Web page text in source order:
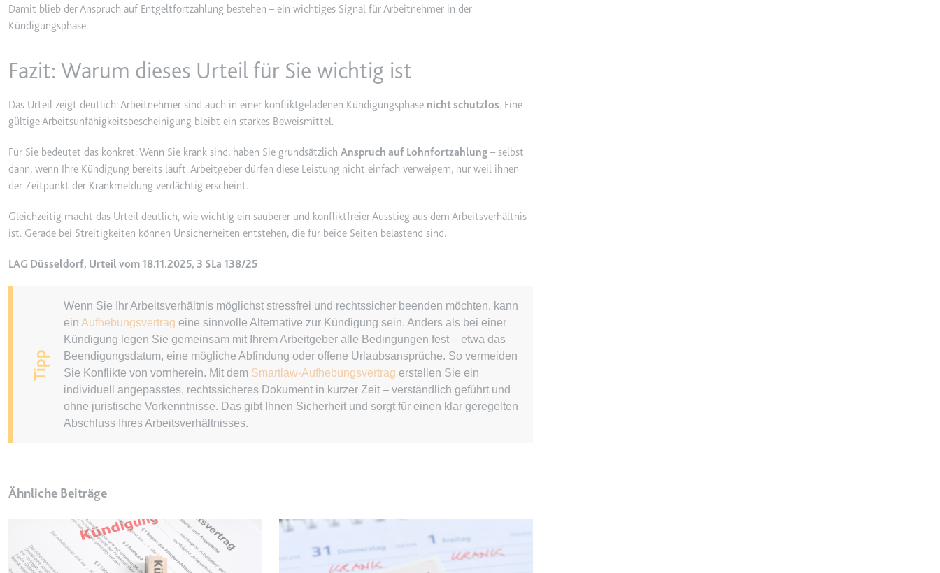
Ablauf:
Sitzung
Anbieter:
youtube.com
Zweck:
Wird verwendet, um die Interaktion der Nutzer mit eingebetteten Inhalten zu verfolgen.
Ablauf:
180 Tage
Typ:
HTTP-Cookie
LAST_RESULT_ENTRY_KEY
Anbieter:
youtube.com
Zweck:
Typ:
HTTP-Cookie
LogsDatabaseV2:V#||LogsRequestsStore
Anbieter:
youtube.com
Zweck:
Wird verwendet, um die Interaktion der Nutzer mit eingebetteten Inhalten zu verfolgen.
Zweck:
Notwendig für die Implementierung und Funktionalität von YouTube-Videoinhalten auf der Website.
Ablauf:
Damit blieb der Anspruch auf Entgeltfortzahlung bestehen – ein wichtiges Signal für Arbeitnehmer in der
Kündigungsphase.
Fazit: Warum dieses Urteil für Sie wichtig ist
Das Urteil zeigt deutlich: Arbeitnehmer sind auch in einer konfliktgeladenen Kündigungsphase nicht schutzlos. Eine
gültige Arbeitsunfähigkeitsbescheinigung bleibt ein starkes Beweismittel.
Für Sie bedeutet das konkret: Wenn Sie krank sind, haben Sie grundsätzlich Anspruch auf Lohnfortzahlung – selbst
dann, wenn Ihre Kündigung bereits läuft. Arbeitgeber dürfen diese Leistung nicht einfach verweigern, nur weil ihnen
der Zeitpunkt der Krankmeldung verdächtig erscheint.
Gleichzeitig macht das Urteil deutlich, wie wichtig ein sauberer und konfliktfreier Ausstieg aus dem Arbeitsverhältnis
ist. Gerade bei Streitigkeiten können Unsicherheiten entstehen, die für beide Seiten belastend sind.
LAG Düsseldorf, Urteil vom 18.11.2025, 3 SLa 138/25
Tipp
Wenn Sie Ihr Arbeitsverhältnis möglichst stressfrei und rechtssicher beenden möchten, kann
ein Aufhebungsvertrag eine sinnvolle Alternative zur Kündigung sein. Anders als bei einer
Kündigung legen Sie gemeinsam mit Ihrem Arbeitgeber alle Bedingungen fest – etwa das
Beendigungsdatum, eine mögliche Abfindung oder offene Urlaubsansprüche. So vermeiden
Sie Konflikte von vornherein. Mit dem Smartlaw-Aufhebungsvertrag erstellen Sie ein
individuell angepasstes, rechtssicheres Dokument in kurzer Zeit – verständlich geführt und
ohne juristische Vorkenntnisse. Das gibt Ihnen Sicherheit und sorgt für einen klar geregelten
Abschluss Ihres Arbeitsverhältnisses.
Ähnliche Beiträge